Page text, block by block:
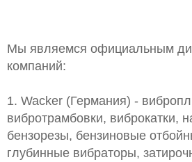
Мы являемся официальным
компаний:
1. Wacker (Германия) -
вибротрамбовки, виброкатки,
бензорезы, бензиновые
глубинные вибраторы,